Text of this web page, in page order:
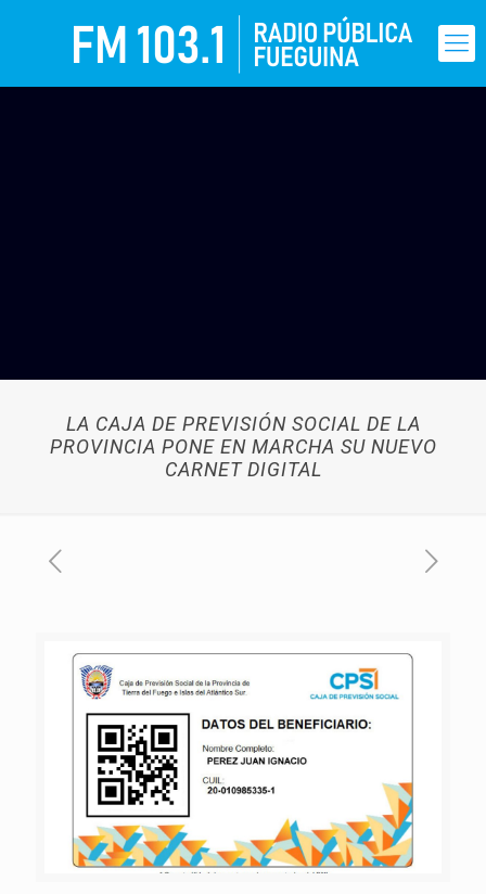
LA CAJA DE PREVISIÓN SOCIAL DE LA
PROVINCIA PONE EN MARCHA SU NUEVO
CARNET DIGITAL